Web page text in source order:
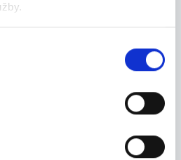
závozníka pri rozvoze